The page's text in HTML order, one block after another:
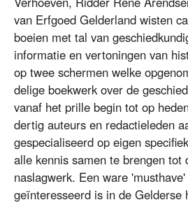
van Erfgoed Gelderland wisten
boeien met tal van
informatie en vertoningen van
op twee schermen welke
delige boekwerk over de
vanaf het prille begin tot op
dertig auteurs en redactieleden
gespecialiseerd op eigen
alle kennis samen te brengen tot
naslagwerk. Een ware
geïnteresseerd is in de Gelderse